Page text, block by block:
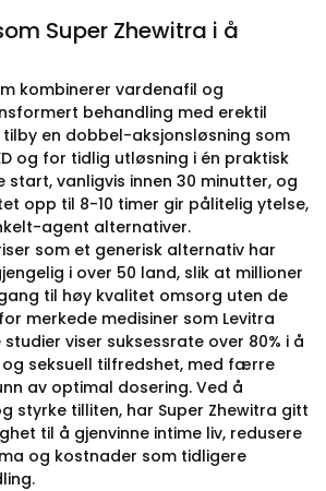
Super Zhewitra i å
kombinerer vardenafil og
behandling med erektil
en dobbel-aksjonsløsning som
og for tidlig utløsning i én praktisk
start, vanligvis innen 30 minutter, og
opp til 8-10 timer gir pålitelig ytelse,
agent alternativer.
som et generisk alternativ har
i over 50 land, slik at millioner
til høy kvalitet omsorg uten de
merkede medisiner som Levitra
studier viser suksessrate over 80% i å
seksuell tilfredshet, med færre
av optimal dosering. Ved å
styrke tilliten, har Super Zhewitra gitt
til å gjenvinne intime liv, redusere
og kostnader som tidligere